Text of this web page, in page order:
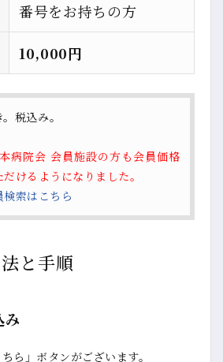
番号をお持ちの方
10,000円
税込み。
病院会 会員施設の方も会員価格
けるようになりました。
索はこちら
と手順
み
ら」ボタンがございます。